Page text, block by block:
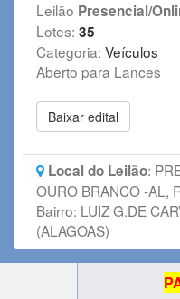
Leilão Presencial/
Lotes: 35
Categoria: Veículos
Aberto para Lances
Baixar edital
Local do Leilão:
OURO BRANCO -AL,
Bairro: LUIZ G.DE
(ALAGOAS)